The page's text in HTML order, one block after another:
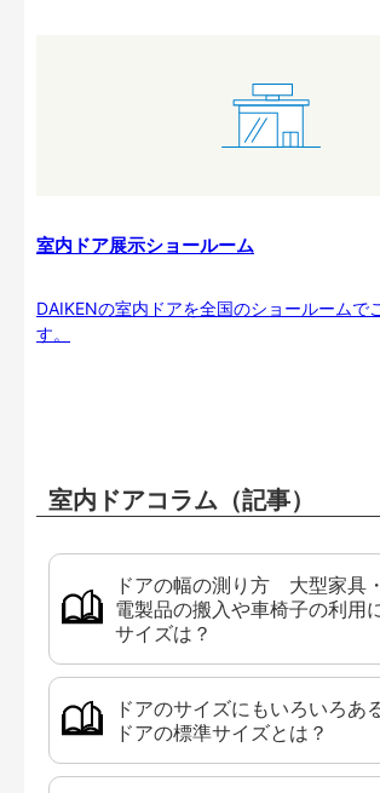
室内ドア展示ショールーム
DAIKENの室内ドアを全国のショールームで
す。
室内ドアコラム（記事）
ドアの幅の測り方 大型家具
電製品の搬入や車椅子の利用
サイズは？
ドアのサイズにもいろいろあ
ドアの標準サイズとは？